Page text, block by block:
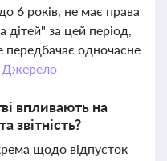
6 років, не має права
дітей" за цей період,
передбачає одночасне
Джерело
впливають на
звітність?
щодо відпусток